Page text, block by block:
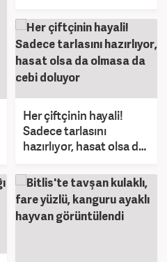
Her çiftçinin hayali!
Sadece tarlasını
hazırlıyor, hasat olsa da